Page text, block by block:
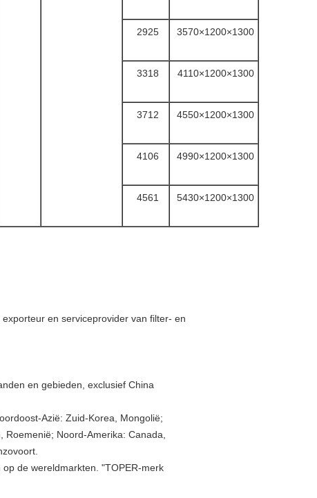
2925 3570×1200×1300
3318 4110×1200×1300
3712 4550×1200×1300
4106 4990×1200×1300
4561 5430×1200×1300
en serviceprovider van filter- en
en gebieden, exclusief China
Azië: Zuid-Korea, Mongolië;
Noord-Amerika: Canada,
de wereldmarkten. "TOPER-merk